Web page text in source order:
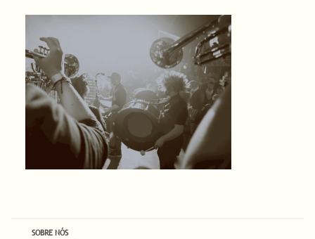
SOBRE NÓS